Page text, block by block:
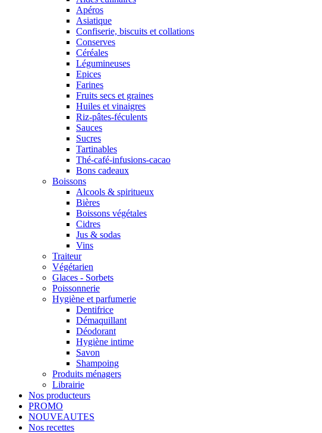
Apéros
Asiatique
Confiserie, biscuits et collations
Conserves
Céréales
Légumineuses
Epices
Farines
Fruits secs et graines
Huiles et vinaigres
Riz-pâtes-féculents
Sauces
Sucres
Tartinables
Thé-café-infusions-cacao
Bons cadeaux
Boissons
Alcools & spiritueux
Bières
Boissons végétales
Cidres
Jus & sodas
Vins
Traiteur
Végétarien
Glaces - Sorbets
Poissonnerie
Hygiène et parfumerie
Dentifrice
Démaquillant
Déodorant
Hygiène intime
Savon
Shampoing
Produits ménagers
Librairie
Nos producteurs
PROMO
NOUVEAUTES
Nos recettes